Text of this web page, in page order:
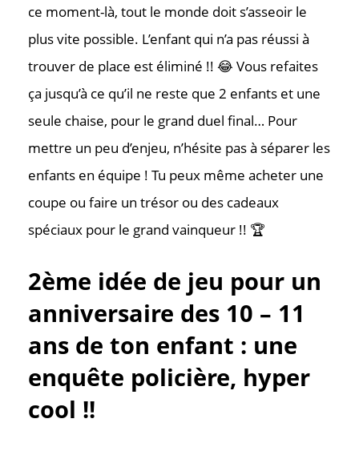
ce moment-là, tout le monde doit s’asseoir le
plus vite possible. L’enfant qui n’a pas réussi à
trouver de place est éliminé !! 😂 Vous refaites
ça jusqu’à ce qu’il ne reste que 2 enfants et une
seule chaise, pour le grand duel final… Pour
mettre un peu d’enjeu, n’hésite pas à séparer les
enfants en équipe ! Tu peux même acheter une
coupe ou faire un trésor ou des cadeaux
spéciaux pour le grand vainqueur !! 🏆
2ème idée de jeu pour un
anniversaire des 10 – 11
ans de ton enfant : une
enquête policière, hyper
cool !!